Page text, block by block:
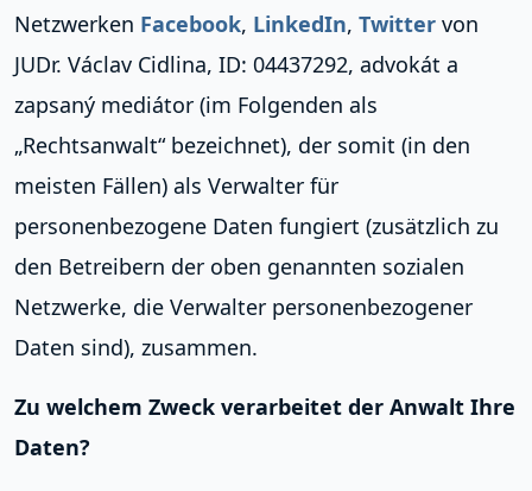
Netzwerken Facebook, LinkedIn, Twitter von
JUDr. Václav Cidlina, ID: 04437292, advokát a
zapsaný mediátor (im Folgenden als
„Rechtsanwalt“ bezeichnet), der somit (in den
meisten Fällen) als Verwalter für
personenbezogene Daten fungiert (zusätzlich zu
den Betreibern der oben genannten sozialen
Netzwerke, die Verwalter personenbezogener
Daten sind), zusammen.
Zu welchem Zweck verarbeitet der Anwalt Ihre
Daten?